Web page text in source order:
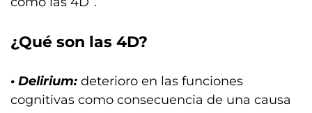
¿Qué son las 4D?
• Delirium: deterioro en las funciones
cognitivas como consecuencia de una causa